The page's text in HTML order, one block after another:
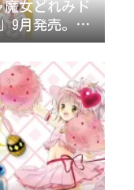
魔女どれみド
9月発売。ス